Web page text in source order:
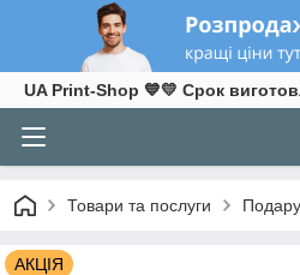
UA Print-Shop ​💙💛 Срок
Товари та послуги
АКЦІЯ